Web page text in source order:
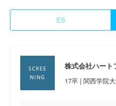
ES
株式会社ハート
17卒 | 関西学院